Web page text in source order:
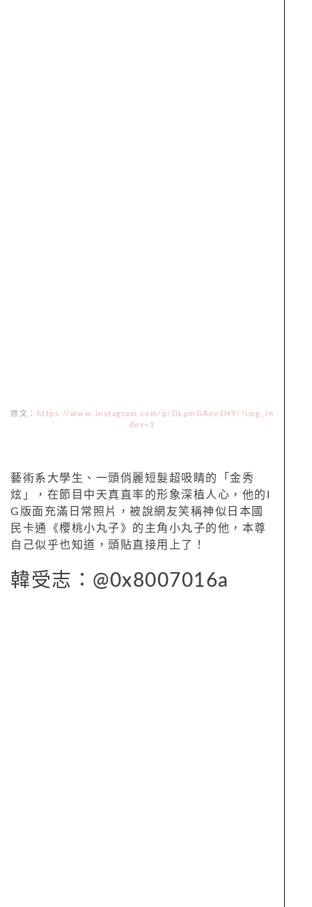
原文：
https://www.instagram.com/p/DLpmGAov1HY/?img_in
dex=1
藝術系大學生、一頭俏麗短髮超吸睛的「金秀
炫」，在節目中天真直率的形象深植人心，他的I
G版面充滿日常照片，被說網友笑稱神似日本國
民卡通《櫻桃小丸子》的主角小丸子的他，本尊
自己似乎也知道，頭貼直接用上了！
韓受志：@0x8007016a